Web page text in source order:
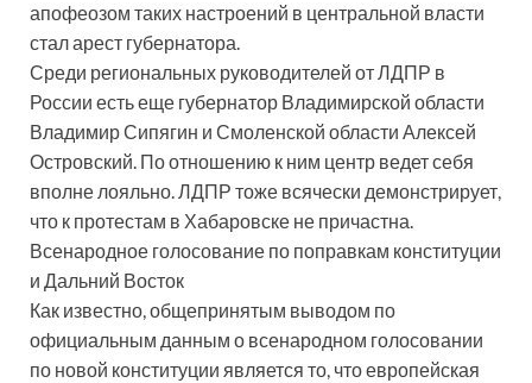
апофеозом таких настроений в центральной власти
стал арест губернатора.
Среди региональных руководителей от ЛДПР в
России есть еще губернатор Владимирской области
Владимир Сипягин и Смоленской области Алексей
Островский. По отношению к ним центр ведет себя
вполне лояльно. ЛДПР тоже всячески демонстрирует,
что к протестам в Хабаровске не причастна.
Всенародное голосование по поправкам конституции
и Дальний Восток
Как известно, общепринятым выводом по
официальным данным о всенародном голосовании
по новой конституции является то, что европейская